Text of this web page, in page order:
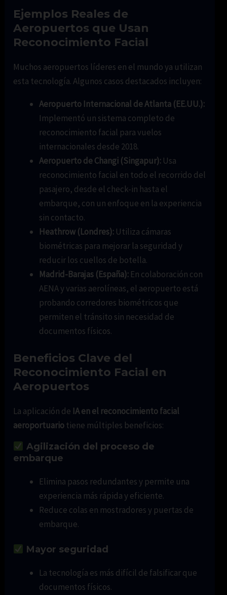
Ejemplos Reales de
Aeropuertos que Usan
Reconocimiento Facial
Muchos aeropuertos líderes en el mundo ya utilizan
esta tecnología. Algunos casos destacados incluyen:
Aeropuerto Internacional de Atlanta (EE.UU.):
Implementó un sistema completo de
reconocimiento facial para vuelos
internacionales desde 2018.
Aeropuerto de Changi (Singapur): Usa
reconocimiento facial en todo el recorrido del
pasajero, desde el check-in hasta el
embarque, con un enfoque en la experiencia
sin contacto.
Heathrow (Londres): Utiliza cámaras
biométricas para mejorar la seguridad y
reducir los cuellos de botella.
Madrid-Barajas (España): En colaboración con
AENA y varias aerolíneas, el aeropuerto está
probando corredores biométricos que
permiten el tránsito sin necesidad de
documentos físicos.
Beneficios Clave del
Reconocimiento Facial en
Aeropuertos
La aplicación de IA en el reconocimiento facial
aeroportuariotiene múltiples beneficios:
Agilización del proceso de
embarque
Elimina pasos redundantes y permite una
experiencia más rápida y eficiente.
Reduce colas en mostradores y puertas de
embarque.
Mayor seguridad
La tecnología es más difícil de falsificar que
documentos físicos.